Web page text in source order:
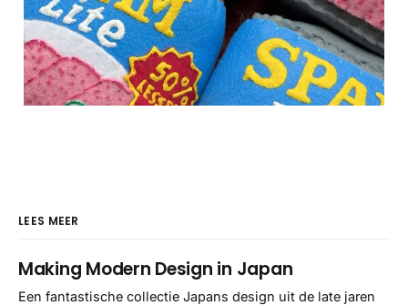
LEES MEER
Making Modern Design in Japan
Een fantastische collectie Japans design uit de late jaren